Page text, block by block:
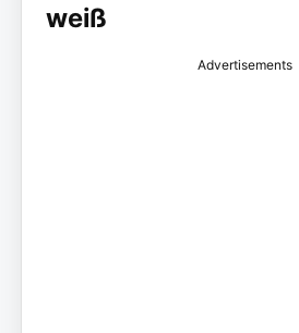
weiß
Advertisements